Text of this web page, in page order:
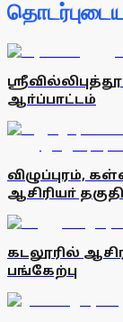
ஆா்ப்பாட்டம்
விழுப்புரம்,
ஆசிரியா்
கடலூரில்
பங்கேற்பு